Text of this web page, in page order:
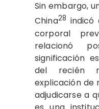
Sin embargo,
China28 indicó
corporal
relacionó
significación
del recién
explicación de
adjudicarse a